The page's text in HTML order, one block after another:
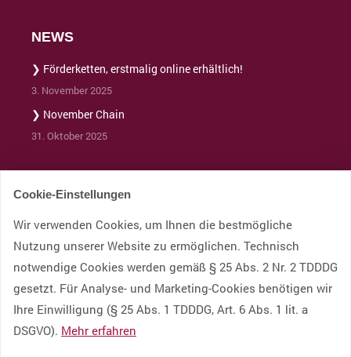
NEWS
❯ Förderketten, erstmalig online erhältlich!
3. November 2025
❯ November Chain
31. Oktober 2025
BRIGE Newsletter abonnieren
Aktuelle Aktionen, neue VAKUA-Produkte und Service-Themen.
Anmelden
Ich möchte den BRIGE Newsletter erhalten und stimme der Verarbeitung
meiner E-Mail-Adresse gemäßDatenschutzerklärungzu. Eine Abmeldung ist
Cookie-Einstellungen
Wir verwenden Cookies, um Ihnen die bestmögliche
Nutzung unserer Website zu ermöglichen. Technisch
notwendige Cookies werden gemäß § 25 Abs. 2 Nr. 2 TDDDG
gesetzt. Für Analyse- und Marketing-Cookies benötigen wir
Ihre Einwilligung (§ 25 Abs. 1 TDDDG, Art. 6 Abs. 1 lit. a
DSGVO). Mehr erfahren